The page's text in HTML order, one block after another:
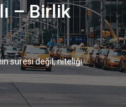
– Birlik
süresi değil, niteliği